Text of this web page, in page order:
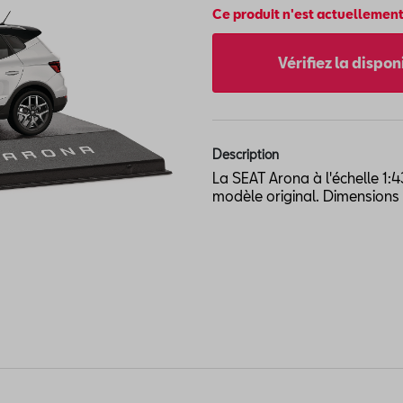
Ce produit n'est
Vérifiez la
Description
La SEAT Arona à l'échelle
modèle original. Dimensions